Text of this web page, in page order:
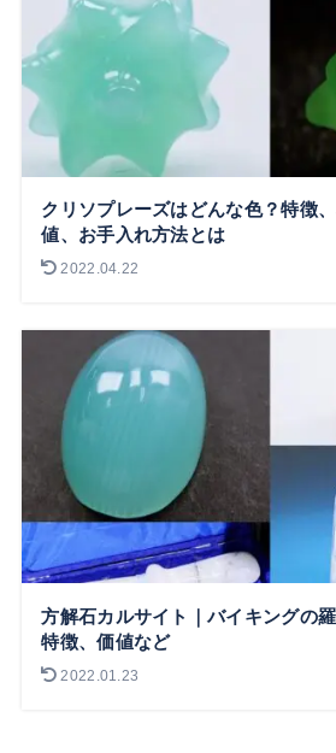
クリソプレーズはどんな色？特徴
値、お手入れ方法とは
2022.04.22
方解石カルサイト｜バイキングの
特徴、価値など
2022.01.23